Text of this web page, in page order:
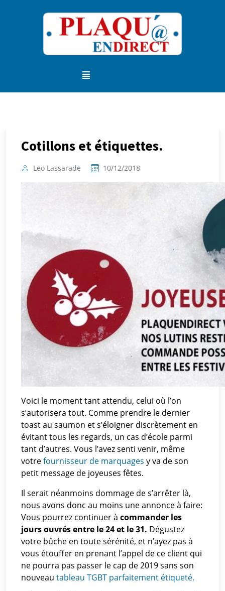
Cotillons et étiquettes.
Leo Lassarade 10/12/2018
Voici le moment tant attendu, celui où l’on
s’autorisera tout. Comme prendre le dernier
toast au saumon et s’éloigner discrètement en
évitant tous les regards, un cas d’école parmi
tant d’autres. Vous l’avez senti venir, même
votrefournisseur de marquages y va de son
petit message de joyeuses fêtes.
Il serait néanmoins dommage de s’arrêter là,
nous avons donc au moins une annonce à faire:
Vous pourrez continuer à commander les
jours ouvrés entre le 24 et le 31. Dégustez
votre bûche en toute sérénité, et n’ayez pas à
vous étouffer en prenant l’appel de ce client qui
ne pourra pas passer le cap de 2019 sans son
nouveau tableau TGBT parfaitement étiqueté.